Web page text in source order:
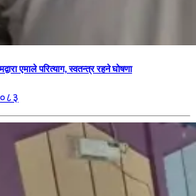
एमाले परित्याग, स्वतन्त्र रहने घोषणा